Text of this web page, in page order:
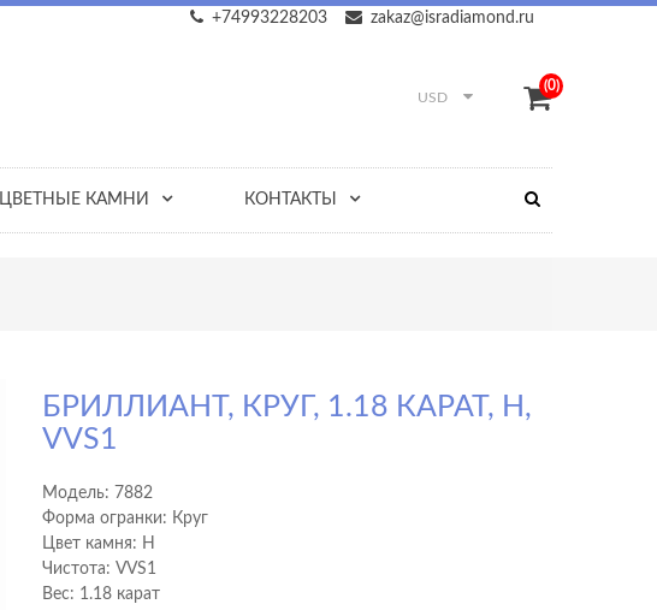
zakaz@isradiamond.ru
+74993228203
USD
(0)
ЦВЕТНЫЕ КАМНИ КОНТАКТЫ
БРИЛЛИАНТ, КРУГ, 1.18 КАРАТ, H,
VVS1
Модель: 7882
Форма огранки: Круг
Цвет камня: H
Чистота: VVS1
Вес: 1.18 карат